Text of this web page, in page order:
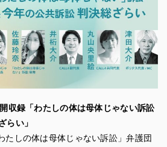
収録「わたしの体は母体じゃない訴訟
らい」
たしの体は母体じゃない訴訟」弁護団